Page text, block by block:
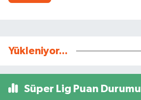
Yükleniyor...
Süper Lig Puan Durumu